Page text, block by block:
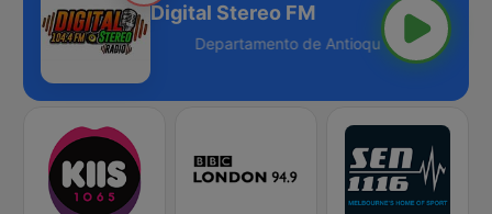
Digital Stereo FM
- 104.4 FM